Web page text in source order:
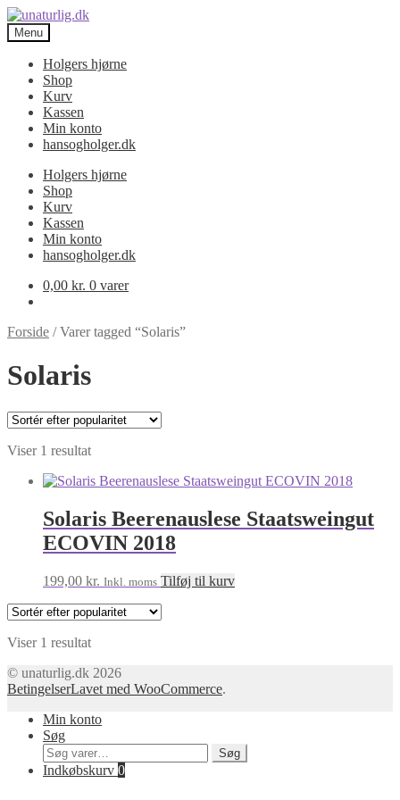
Spring
til
navigation
Spring
til
indhold
Menu
Holgers hjørne
Shop
Kurv
Kassen
Min konto
hansogholger.dk
Holgers hjørne
Shop
Kurv
Kassen
Min konto
hansogholger.dk
0,00 kr. 0 varer
Forside /Varer tagged “Solaris”
Solaris
Viser 1 resultat
Solaris Beerenauslese Staatsweingut
ECOVIN 2018
199,00 kr. Inkl. moms Tilføj til kurv
Viser 1 resultat
© unaturlig.dk 2026
BetingelserLavet med WooCommerce.
Min konto
Søg
Søg
efter:
Søg
Indkøbskurv 0